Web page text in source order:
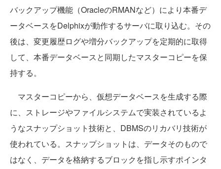
バックアップ機能（OracleのRMANなど）により本番デ
ータベースをDelphixが動作するサーバに取り込む。その
後は、変更履歴ログや増分バックアップを定期的に取得
して、本番データベースと同期したマスターコピーを保
持する。
マスターコピーから、仮想データベースを生成する際
に、ストレージやファイルシステムで実装されているよ
うなスナップショット技術と、DBMSのリカバリ技術が
使われている。スナップショットは、データそのもので
はなく、データを格納するブロックを指し示すポインタ